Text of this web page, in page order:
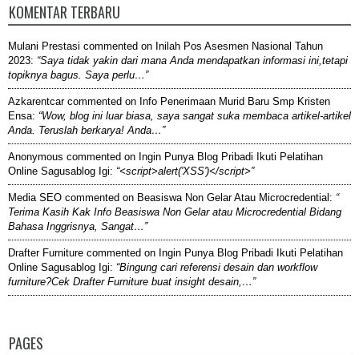
KOMENTAR TERBARU
Mulani Prestasi commented on Inilah Pos Asesmen Nasional Tahun
2023: “Saya tidak yakin dari mana Anda mendapatkan informasi ini,tetapi
topiknya bagus. Saya perlu…”
Azkarentcarcommented on Info Penerimaan Murid Baru Smp Kristen
Ensa: “Wow, blog ini luar biasa, saya sangat suka membaca artikel-artikel
Anda. Teruslah berkarya! Anda…”
Anonymous commented on Ingin Punya Blog Pribadi Ikuti Pelatihan
Online Sagusablog Igi: “<script>alert('XSS')</script>”
Media SEO commented on Beasiswa Non Gelar Atau Microcredential : “
Terima Kasih Kak Info Beasiswa Non Gelar atau Microcredential Bidang
Bahasa Inggrisnya, Sangat…”
Drafter Furniture commented on Ingin Punya Blog Pribadi Ikuti Pelatihan
Online Sagusablog Igi: “Bingung cari referensi desain dan workflow
furniture?Cek Drafter Furniture buat insight desain,…”
PAGES